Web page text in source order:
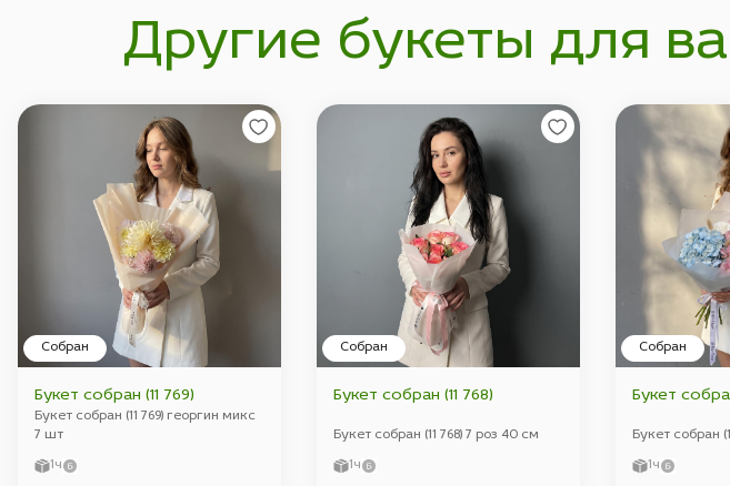
Другие букеты для
Собран
Букет собран (11 769)
Букет собран (11 769) георгин микс
7 шт
1ч
Собран
Букет собран (11 768)
Букет собран (11 768) 7 роз 40 см
1ч
Собран
Букет
Букет собран
1ч